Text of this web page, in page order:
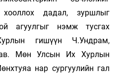
дадал, зуршлыг
агуулгыг нэмж тусгах
гишүүн Ч.Ундрам,
Мөн Улсын Их Хурлын
нар сургуулийн гал